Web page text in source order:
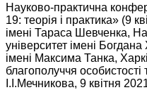
Науково-практична
19: теорія і практика» (9
імені Тараса Шевченка,
університет імені
імені Максима Танка,
благополуччя
І.І.Мечникова, 9 квітня